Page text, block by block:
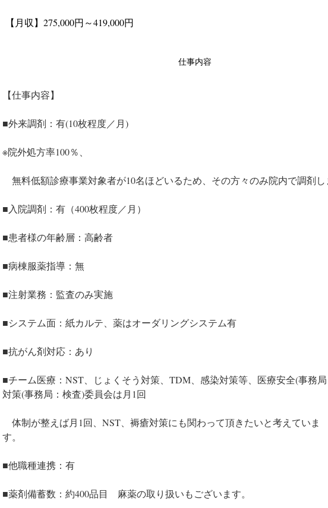
【月収】275,000円～419,000円
仕事内容
【仕事内容】
■外来調剤：有(10枚程度／月)
※院外処方率100％、
無料低額診療事業対象者が10名ほどいるため、その方々のみ院内で調剤
■入院調剤：有（400枚程度／月）
■患者様の年齢層：高齢者
■病棟服薬指導：無
■注射業務：監査のみ実施
■システム面：紙カルテ、薬はオーダリングシステム有
■抗がん剤対応：あり
■チーム医療：NST、じょくそう対策、TDM、感染対策等、医療安全(事務
対策(事務局：検査)委員会は月1回
体制が整えば月1回、NST、褥瘡対策にも関わって頂きたいと考えていま
す。
■他職種連携：有
■薬剤備蓄数：約400品目　麻薬の取り扱いもございます。